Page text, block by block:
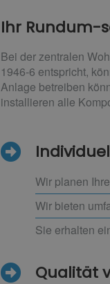
Ihr Rundum-
Bei der zentralen
1946-6 entspricht,
Anlage betreiben
installieren alle
Wir planen
Wir bieten
Sie erhalten
Qualität